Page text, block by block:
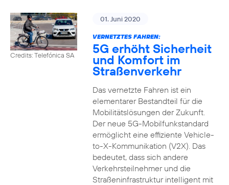
Credits: Telefónica SA
01. Juni 2020
VERNETZTES FAHREN:
5G erhöht Sicherheit
und Komfort im
Straßenverkehr
Das vernetzte Fahren ist ein
elementarer Bestandteil für die
Mobilitätslösungen der Zukunft.
Der neue 5G-Mobilfunkstandard
ermöglicht eine effiziente Vehicle-
to-X-Kommunikation (V2X). Das
bedeutet, dass sich andere
Verkehrsteilnehmer und die
Straßeninfrastruktur intelligent mit